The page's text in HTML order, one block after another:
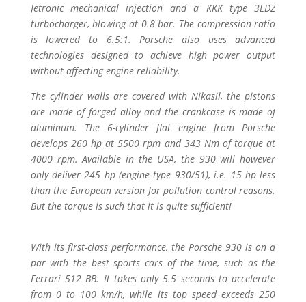
Jetronic mechanical injection and a KKK type 3LDZ
turbocharger, blowing at 0.8 bar. The compression ratio
is lowered to 6.5:1. Porsche also uses advanced
technologies designed to achieve high power output
without affecting engine reliability.
The cylinder walls are covered with Nikasil, the pistons
are made of forged alloy and the crankcase is made of
aluminum. The 6-cylinder flat engine from Porsche
develops 260 hp at 5500 rpm and 343 Nm of torque at
4000 rpm. Available in the USA, the 930 will however
only deliver 245 hp (engine type 930/51), i.e. 15 hp less
than the European version for pollution control reasons.
But the torque is such that it is quite sufficient!
With its first-class performance, the Porsche 930 is on a
par with the best sports cars of the time, such as the
Ferrari 512 BB. It takes only 5.5 seconds to accelerate
from 0 to 100 km/h, while its top speed exceeds 250